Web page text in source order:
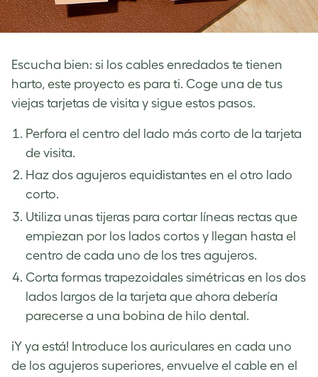
Escucha bien: si los cables enredados te tienen
harto, este proyecto es para ti. Coge una de tus
viejas tarjetas de visita y sigue estos pasos.
Perfora el centro del lado más corto de la tarjeta
de visita.
Haz dos agujeros equidistantes en el otro lado
corto.
Utiliza unas tijeras para cortar líneas rectas que
empiezan por los lados cortos y llegan hasta el
centro de cada uno de los tres agujeros.
Corta formas trapezoidales simétricas en los dos
lados largos de la tarjeta que ahora debería
parecerse a una bobina de hilo dental.
¡Y ya está! Introduce los auriculares en cada uno
de los agujeros superiores, envuelve el cable en el